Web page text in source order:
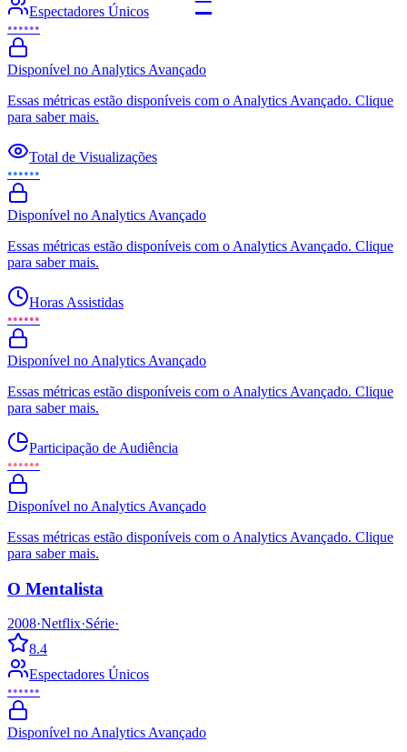
Espectadores Únicos
••••••
Disponível no Analytics Avançado
Essas métricas estão disponíveis com o Analytics Avançado. Clique
para saber mais.
Total de Visualizações
••••••
Disponível no Analytics Avançado
Essas métricas estão disponíveis com o Analytics Avançado. Clique
para saber mais.
Horas Assistidas
••••••
Disponível no Analytics Avançado
Essas métricas estão disponíveis com o Analytics Avançado. Clique
para saber mais.
Participação de Audiência
••••••
Disponível no Analytics Avançado
Essas métricas estão disponíveis com o Analytics Avançado. Clique
para saber mais.
O Mentalista
2008·Netflix·Série·
8.4
Espectadores Únicos
••••••
Disponível no Analytics Avançado